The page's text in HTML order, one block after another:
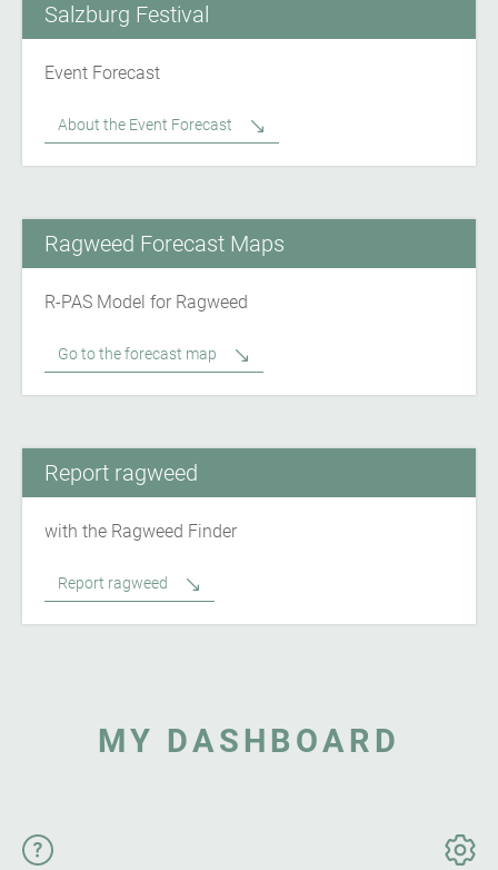
Salzburg Festival
Event Forecast
About the Event Forecast
Ragweed Forecast Maps
R-PAS Model for Ragweed
Go to the forecast map
Report ragweed
with the Ragweed Finder
Report ragweed
MY DASHBOARD